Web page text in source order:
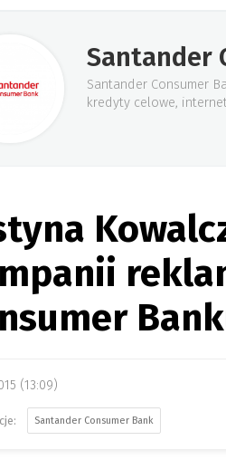
Santander
Santander Consumer
kredyty celowe,
(13:09)
Santander Consumer Bank